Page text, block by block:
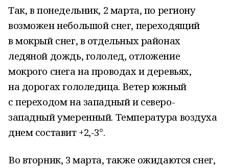
Так, в понедельник, 2 марта, по региону
возможен небольшой снег, переходящий
в мокрый снег, в отдельных районах
ледяной дождь, гололед, отложение
мокрого снега на проводах и деревьях,
на дорогах гололедица. Ветер южный
с переходом на западный и северо-
западный умеренный. Температура воздуха
днем составит +2,-3°.
Во вторник, 3 марта, также ожидаются снег,